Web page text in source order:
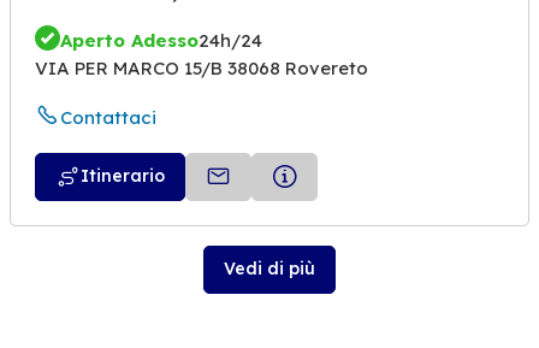
Aperto Adesso24h/24
VIA PER MARCO 15/B 38068 Rovereto
Contattaci
Itinerario
Vedi di più